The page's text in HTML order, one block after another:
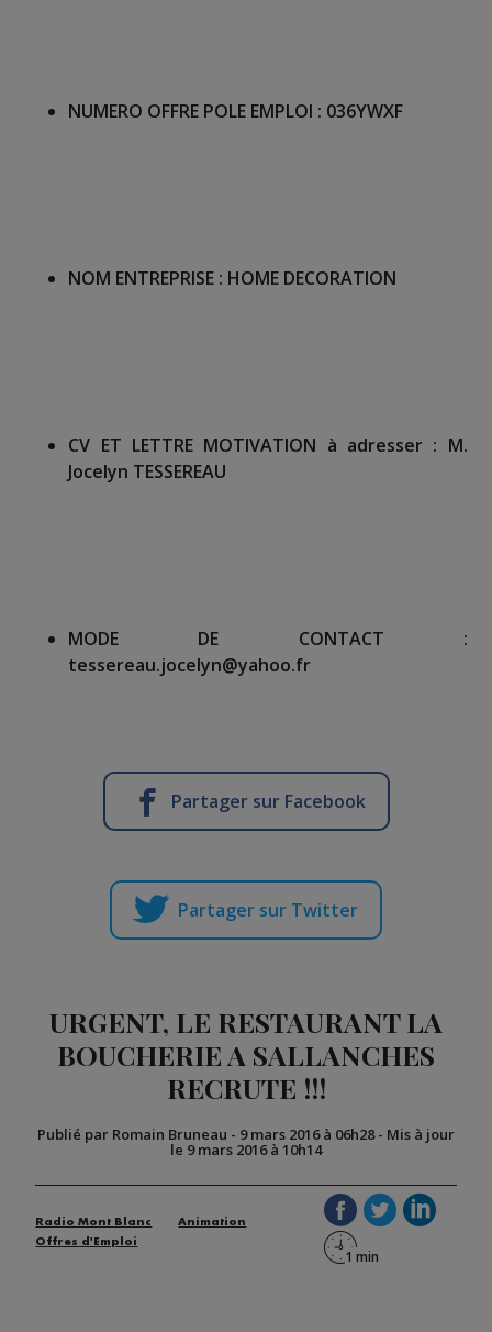
NUMERO OFFRE POLE EMPLOI : 036YWXF
NOM ENTREPRISE : HOME DECORATION
CV ET LETTRE MOTIVATION à adresser : M.
Jocelyn TESSEREAU
MODE DE CONTACT :
tessereau.jocelyn@yahoo.fr
Partager sur Facebook
Partager sur Twitter
URGENT, LE RESTAURANT LA
BOUCHERIE A SALLANCHES
RECRUTE !!!
Publié par Romain Bruneau - 9 mars 2016 à 06h28- Mis à jour
le 9 mars 2016 à 10h14
Radio Mont Blanc
Animation
Offres d'Emploi